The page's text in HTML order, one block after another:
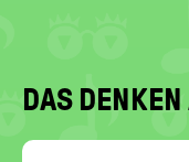
DAS